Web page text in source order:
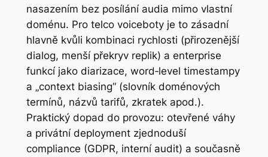
nasazením bez posílání audia mimo vlastní
doménu. Pro telco voiceboty je to zásadní
hlavně kvůli kombinaci rychlosti (přirozenější
dialog, menší překryv replik) a enterprise
funkcí jako diarizace, word‑level timestampy
a „context biasing“ (slovník doménových
termínů, názvů tarifů, zkratek apod.).
Praktický dopad do provozu: otevřené váhy
a privátní deployment zjednoduší
compliance (GDPR, interní audit) a současně